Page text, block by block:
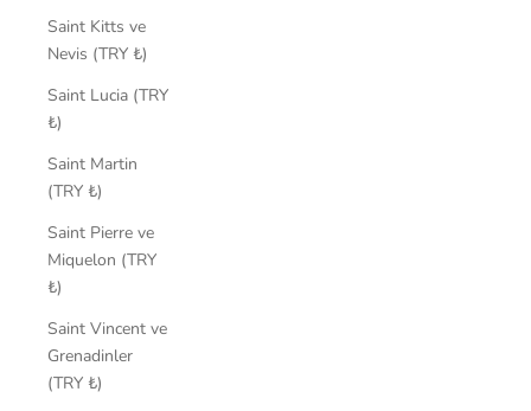
Saint Kitts ve
Nevis (TRY ₺)
Saint Lucia (TRY
₺)
Saint Martin
(TRY ₺)
Saint Pierre ve
Miquelon (TRY
₺)
Saint Vincent ve
Grenadinler
(TRY ₺)